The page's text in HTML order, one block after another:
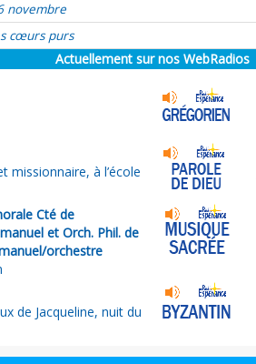
novembre
cœurs purs
Actuellement sur nos WebRadios
missionnaire, à l’école
Cté de
et Orch. Phil. de
orchestre
de Jacqueline, nuit du